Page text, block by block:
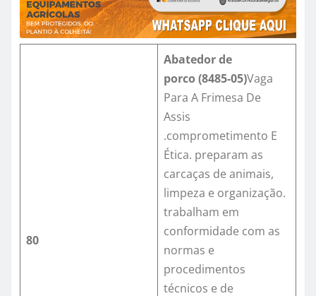
80
Abatedor de
porco (8485-05)Vaga
Para A Frimesa De
Assis
.comprometimento E
Ética. preparam as
carcaças de animais,
limpeza e organização.
trabalham em
conformidade com as
normas e
procedimentos
técnicos e de